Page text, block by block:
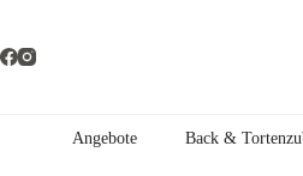
springen
Angebote Back &